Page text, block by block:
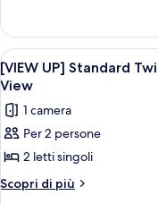
Twin
City
View
to
Premier
Family
Twin,
view
UP]
Standard
Family
Twin
View
to
Family
Twin,
City
Apri
tutte
le
foto
per
[VIEW
UP]
9
[VIEW UP] Standard
View
1 camera
Per 2 persone
2 letti singoli
Scopri di più
Altri